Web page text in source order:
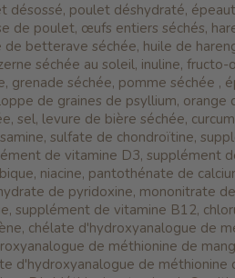
désossé, poulet déshydraté,
de poulet, œufs entiers séchés,
de betterave séchée, huile de
séchée au soleil, inuline,
grenade séchée, pomme séchée ,
de graines de psyllium, orange
sel, levure de bière séchée,
sulfate de chondroïtine,
de vitamine D3, supplément
niacine, pantothénate de
de pyridoxine, mononitrate
supplément de vitamine B12,
chélate d'hydroxyanalogue de
de méthionine de
d'hydroxyanalogue de méthionine